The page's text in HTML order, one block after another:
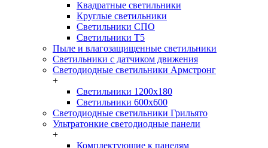
Квадратные светильники
Круглые светильники
Светильники СПО
Светильники Т5
Пыле и влагозащищенные светильники
Светильники с датчиком движения
Светодиодные светильники Армстронг
+
Светильники 1200х180
Светильники 600х600
Светодиодные светильники Грильято
Ультратонкие светодиодные панели
+
Комплектующие к панелям